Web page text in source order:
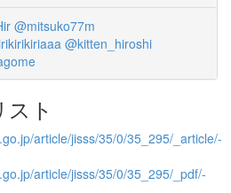
@mitsuko77m
@kitten_hiroshi
ト
article/jisss/35/0/35_295/_article/-
article/jisss/35/0/35_295/_pdf/-